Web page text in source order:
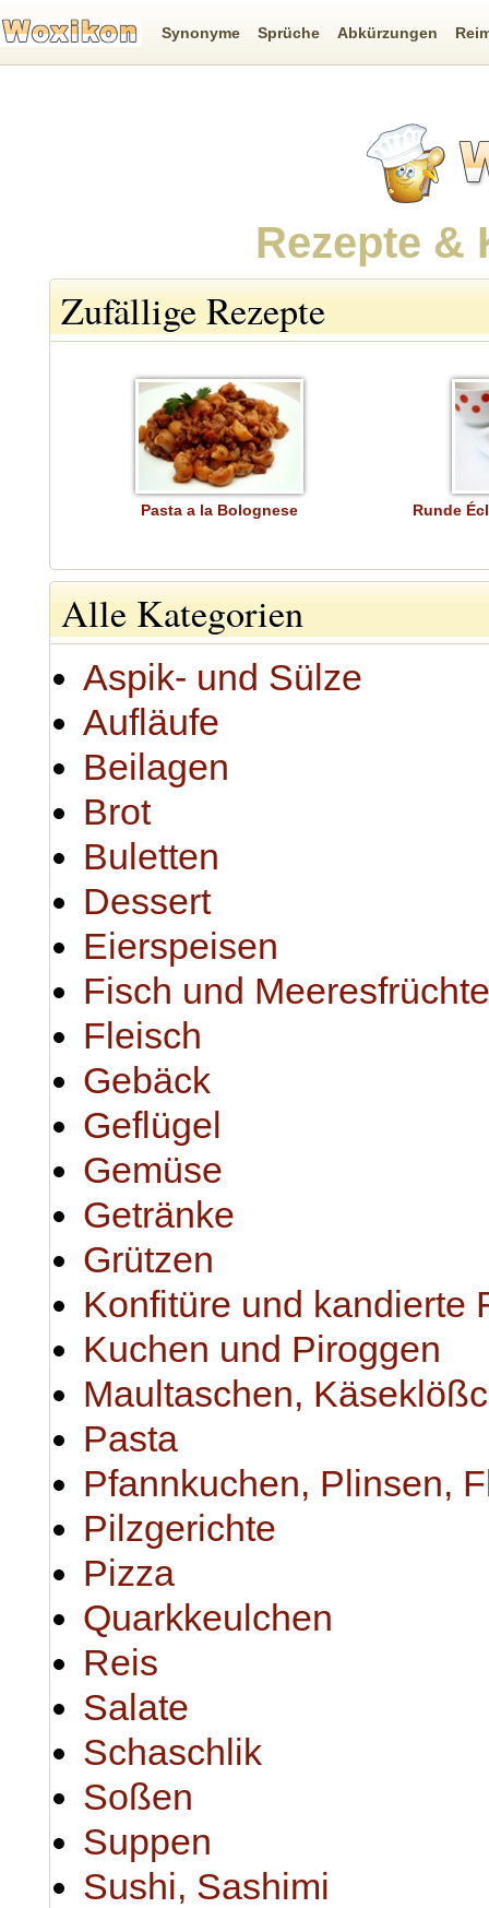
Rezepte &
Zufällige Rezepte
Pasta a la Bolognese Runde
Alle Kategorien
Aspik- und Sülze
Aufläufe
Beilagen
Brot
Buletten
Dessert
Eierspeisen
Fisch und Meeresfrüchte
Fleisch
Gebäck
Geflügel
Gemüse
Getränke
Grützen
Konfitüre und kandierte
Kuchen und Piroggen
Maultaschen,
Pasta
Pfannkuchen, Plinsen,
Pilzgerichte
Pizza
Quarkkeulchen
Reis
Salate
Schaschlik
Soßen
Suppen
Sushi, Sashimi
Synonyme Sprüche Abkürzungen